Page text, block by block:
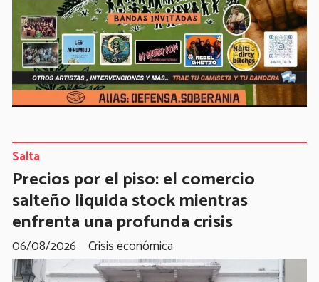
Precios por el piso: el comercio
salteño liquida stock mientras
enfrenta una profunda crisis
Crisis económica
Salta
06/08/2026